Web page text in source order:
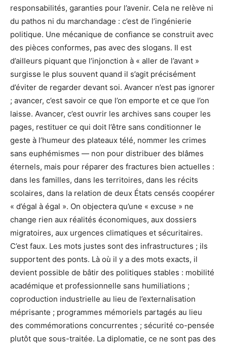
responsabilités, garanties pour l’avenir. Cela ne relève ni
du pathos ni du marchandage : c’est de l’ingénierie
politique. Une mécanique de confiance se construit avec
des pièces conformes, pas avec des slogans. Il est
d’ailleurs piquant que l’injonction à « aller de l’avant »
surgisse le plus souvent quand il s’agit précisément
d’éviter de regarder devant soi. Avancer n’est pas ignorer
; avancer, c’est savoir ce que l’on emporte et ce que l’on
laisse. Avancer, c’est ouvrir les archives sans couper les
pages, restituer ce qui doit l’être sans conditionner le
geste à l’humeur des plateaux télé, nommer les crimes
sans euphémismes — non pour distribuer des blâmes
éternels, mais pour réparer des fractures bien actuelles :
dans les familles, dans les territoires, dans les récits
scolaires, dans la relation de deux États censés coopérer
« d’égal à égal ». On objectera qu’une « excuse » ne
change rien aux réalités économiques, aux dossiers
migratoires, aux urgences climatiques et sécuritaires.
C’est faux. Les mots justes sont des infrastructures ; ils
supportent des ponts. Là où il y a des mots exacts, il
devient possible de bâtir des politiques stables : mobilité
académique et professionnelle sans humiliations ;
coproduction industrielle au lieu de l’externalisation
méprisante ; programmes mémoriels partagés au lieu
des commémorations concurrentes ; sécurité co-pensée
plutôt que sous-traitée. La diplomatie, ce ne sont pas des